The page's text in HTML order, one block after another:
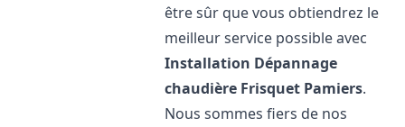
être sûr que vous obtiendrez le
meilleur service possible avec
Installation Dépannage
chaudière Frisquet Pamiers.
Nous sommes fiers de nos